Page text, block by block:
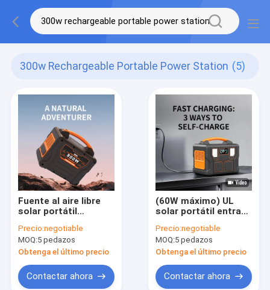
300w Rechargeable Portable Power Station (5)
Fuente al aire libre
solar portátil
estado de excepción
de la central
eléctrica de la
exhibición 300W del
LCD
Precio:negotiable
MOQ:5 pedazos
Obtenga el último precio
Contactar ahora
(60W máximo) UL
solar portátil entrada
Battery Supply 300W
del generador de la
central eléctrica 18-
23V/3A
Precio:negotiable
MOQ:5 pedazos
Obtenga el último precio
Contactar ahora